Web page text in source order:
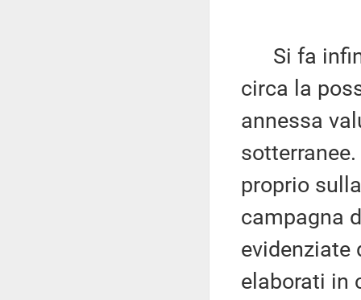
Si fa
circa la
annessa
proprio
campagna
evidenziate
elaborati in